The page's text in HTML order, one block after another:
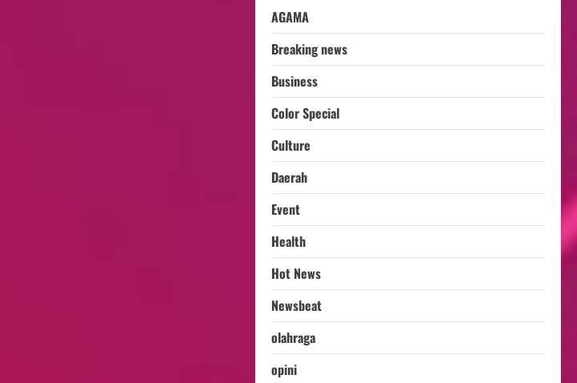
AGAMA
Breaking news
Business
Color Special
Culture
Daerah
Event
Health
Hot News
Newsbeat
olahraga
opini